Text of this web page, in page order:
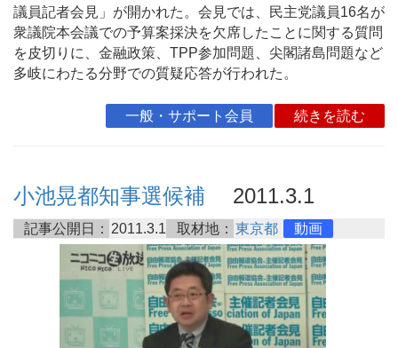
議員記者会見」が開かれた。会見では、民主党議員16名が
衆議院本会議での予算案採決を欠席したことに関する質問
を皮切りに、金融政策、TPP参加問題、尖閣諸島問題など
多岐にわたる分野での質疑応答が行われた。
一般・サポート会員 続きを読む
小池晃都知事選候補 2011.3.1
記事公開日： 2011.3.1 取材地： 東京都 動画